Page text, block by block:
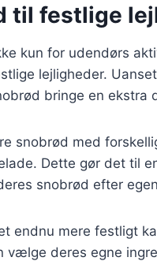
til festlige
kun for udendørs
lejligheder.
bringe en ekstra
snobrød med
Dette gør det til
snobrød efter
endnu mere festligt
vælge deres egne